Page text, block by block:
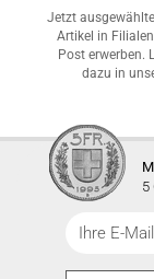
Jetzt
Artikel in
Post erwerben.
dazu in
5